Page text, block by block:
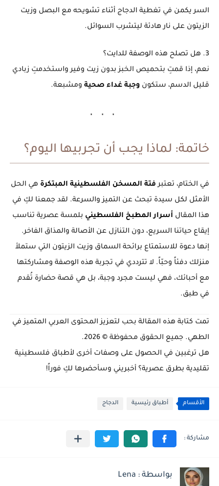
السر يكمن في تغطية الدجاج أثناء تشويحه مع البصل وزيت
الزيتون على نار هادئة ليتشرب السوائل.
3. هل تصلح هذه الوصفة للدايت؟
نعم، إذا قمتِ بتحميص الخبز بدون زيت وفير واستخدمتِ زبادي
قليل الدسم، ستكون وجبة غداء صحية ومشبعة.
خاتمة: لماذا يجب أن تجربيها اليوم؟
في الختام، تعتبرفتة المسخن الفلسطينية المبتكرة هي الحل
الأمثل لكل سيدة تبحث عن التميز والسرعة. لقد جمعنا لكِ في
هذا المقال أسرار المطبخ الفلسطيني بلمسة عصرية تناسب
إيقاع حياتنا السريع، دون التنازل عن الأصالة والمذاق الفاخر.
إنها دعوة للاستمتاع برائحة السماق وزيت الزيتون التي ستملأ
منزلك دفئاً وحبّاً. لا تترددي في تجربة هذه الوصفة ومشاركتها
مع أحبائك، فهي ليست مجرد وجبة، بل هي قصة حضارة تُقدم
في طبق.
تمت كتابة هذه المقالة بحب لتعزيز المحتوى العربي المتميز في
الطهي. جميع الحقوق محفوظة © 2026.
هل ترغبين في الحصول على وصفات أخرى لأطباق فلسطينية
تقليدية بطرق عصرية؟ أخبريني وسأحضرها لكِ فوراً!
الأقسام أطباق رئيسية الدجاج
بواسطة : Lena